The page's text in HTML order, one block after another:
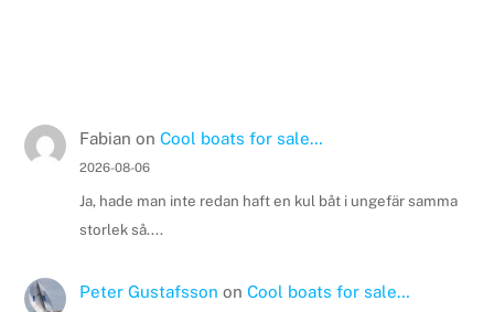
Fabian on Cool boats for sale…
2026-08-06
Ja, hade man inte redan haft en kul båt i ungefär samma
storlek så....
Peter Gustafsson on Cool boats for sale…